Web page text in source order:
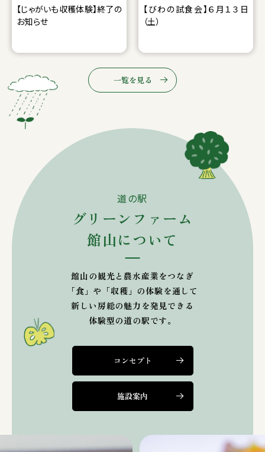
【じゃがいも収穫体験】終了の
お知らせ
【びわの試食会】６月１３日
（土）
一覧を見る
道の駅
グリーンファーム
館山について
館山の観光と農水産業をつなぎ
「食」や「収穫」の体験を通して
新しい房総の魅力を発見できる
体験型の道の駅です。
コンセプト
施設案内